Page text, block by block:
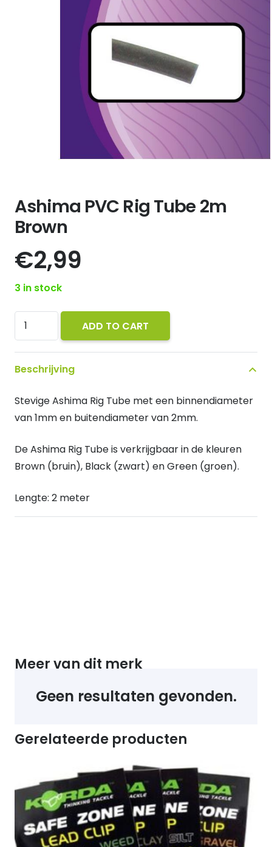
Ashima PVC Rig Tube 2m
Brown
€2,99
3 in stock
Ashima
PVC
Rig
Tube
Brown
quantity
ADD TO CART
Beschrijving
Stevige Ashima Rig Tube met een binnendiameter
van 1mm en buitendiameter van 2mm.
De Ashima Rig Tube is verkrijgbaar in de kleuren
Brown (bruin), Black (zwart) en Green (groen).
Lengte: 2 meter
Meer van dit merk
Geen resultaten gevonden.
Gerelateerde producten